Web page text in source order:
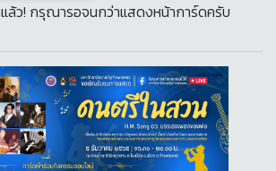
ล้ว! กรุณารอจนกว่าแสดงหน้าการ์ดครับ